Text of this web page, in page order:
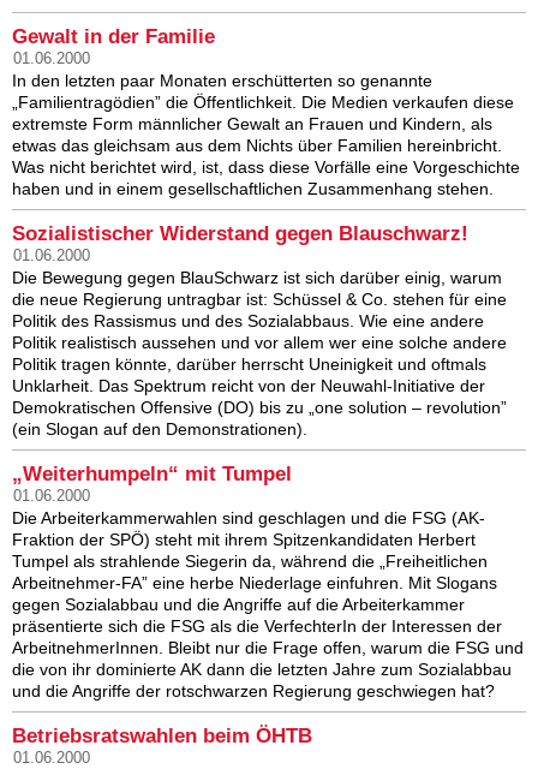
Gewalt in der Familie
01.06.2000
In den letzten paar Monaten erschütterten so genannte
„Familientragödien” die Öffentlichkeit. Die Medien verkaufen diese
extremste Form männlicher Gewalt an Frauen und Kindern, als
etwas das gleichsam aus dem Nichts über Familien hereinbricht.
Was nicht berichtet wird, ist, dass diese Vorfälle eine Vorgeschichte
haben und in einem gesellschaftlichen Zusammenhang stehen.
Sozialistischer Widerstand gegen Blauschwarz!
01.06.2000
Die Bewegung gegen BlauSchwarz ist sich darüber einig, warum
die neue Regierung untragbar ist: Schüssel & Co. stehen für eine
Politik des Rassismus und des Sozialabbaus. Wie eine andere
Politik realistisch aussehen und vor allem wer eine solche andere
Politik tragen könnte, darüber herrscht Uneinigkeit und oftmals
Unklarheit. Das Spektrum reicht von der Neuwahl-Initiative der
Demokratischen Offensive (DO) bis zu „one solution – revolution”
(ein Slogan auf den Demonstrationen).
„Weiterhumpeln“ mit Tumpel
01.06.2000
Die Arbeiterkammerwahlen sind geschlagen und die FSG (AK-
Fraktion der SPÖ) steht mit ihrem Spitzenkandidaten Herbert
Tumpel als strahlende Siegerin da, während die „Freiheitlichen
Arbeitnehmer-FA” eine herbe Niederlage einfuhren. Mit Slogans
gegen Sozialabbau und die Angriffe auf die Arbeiterkammer
präsentierte sich die FSG als die VerfechterIn der Interessen der
ArbeitnehmerInnen. Bleibt nur die Frage offen, warum die FSG und
die von ihr dominierte AK dann die letzten Jahre zum Sozialabbau
und die Angriffe der rotschwarzen Regierung geschwiegen hat?
Betriebsratswahlen beim ÖHTB
01.06.2000